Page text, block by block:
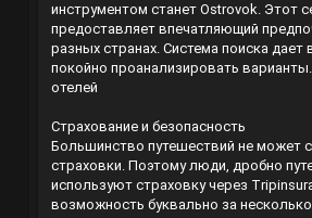
инструментом станет Ostrovok. Этот
предоставляет впечатляющий
разных странах. Система поиска
покойно проанализировать варианты.
отелей
Страхование и безопасность
Большинство путешествий не может
страховки. Поэтому люди, дробно
используют страховку через
возможность буквально за